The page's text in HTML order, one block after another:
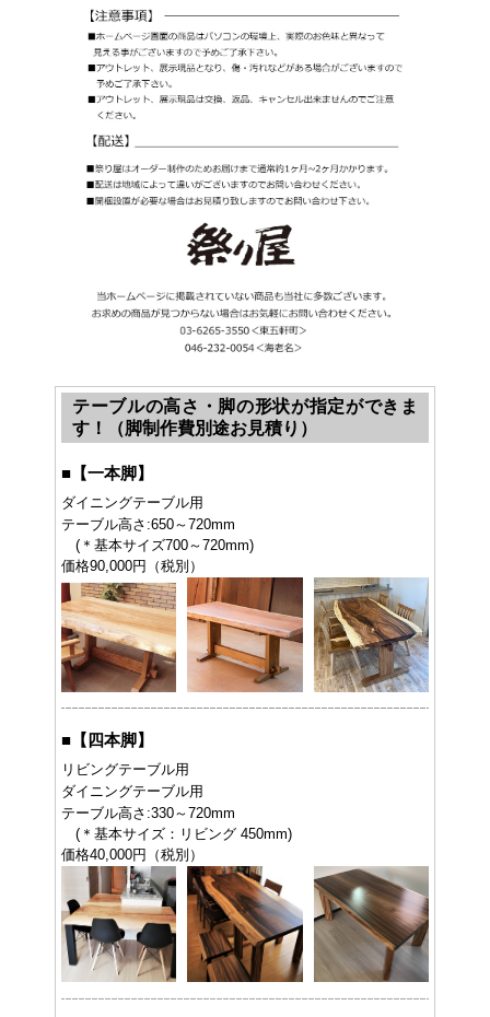
テーブルの高さ・脚の形状が指定ができま
す！（脚制作費別途お見積り）
■ 【一本脚】
ダイニングテーブル用
テーブル高さ:650～720mm
(＊基本サイズ700～720mm)
価格90,000円（税別）
■ 【四本脚】
リビングテーブル用
ダイニングテーブル用
テーブル高さ:330～720mm
(＊基本サイズ：リビング 450mm)
価格40,000円（税別）